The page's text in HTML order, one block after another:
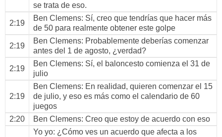
se trata de eso.
2:19
Ben Clemens: Sí, creo que tendrías que hacer más
de 50 para realmente obtener este golpe
2:19
Ben Clemens: Probablemente deberías comenzar
antes del 1 de agosto, ¿verdad?
2:19
Ben Clemens: Sí, el baloncesto comienza el 31 de
julio
2:19
Ben Clemens: En realidad, quieren comenzar el 15
de julio, y eso es más como el calendario de 60
juegos
2:20
Ben Clemens: Creo que estoy de acuerdo con eso
Yo yo: ¿Cómo ves un acuerdo que afecta a los